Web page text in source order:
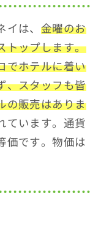
は、 金曜のお
トップします。
でホテルに着い
、スタッフも皆
の販売はありま
ています。通貨
価です。物価は